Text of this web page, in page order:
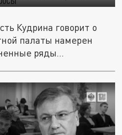
Кудрина говорит о
палаты намерен
ряды...